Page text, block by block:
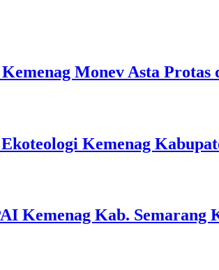
Monev Asta Protas
Kemenag
Kemenag Kab.